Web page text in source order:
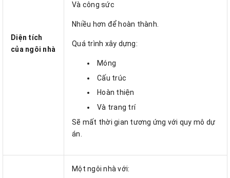
Diện tích
của ngôi nhà
Và công sức
Nhiều hơn để hoàn thành.
Quá trình xây dựng:
Móng
Cấu trúc
Hoàn thiện
Và trang trí
Sẽ mất thời gian tương ứng với quy mô dự
án.
Một ngôi nhà với: